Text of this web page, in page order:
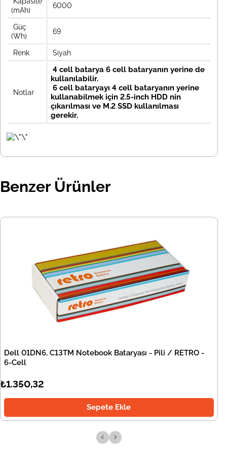
(mAh)
6000
Güç
(Wh)
69
Renk Siyah
Notlar
4 cell batarya 6 cell bataryanın yerine de
kullanılabilir.
6 cell bataryayı 4 cell bataryanın yerine
kullanabilmek için 2.5-inch HDD nin
çıkarılması ve M.2 SSD kullanılması
gerekir.
Benzer Ürünler
Dell 01DN6, C13TM Notebook Bataryası - Pili / RETRO -
6-Cell
₺1.350,32
Sepete Ekle
‹ ›